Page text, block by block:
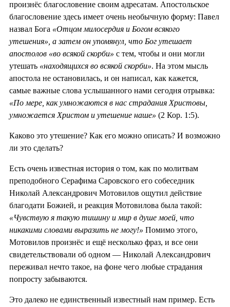
произнёс благословение своим адресатам. Апостольское
благословение здесь имеет очень необычную форму: Павел
назвал Бога «Отцом милосердия и Богом всякого
утешения», а затем он упомянул, что Бог утешает
апостолов «во всякой скорби» с тем, чтобы и они могли
утешать «находящихся во всякой скорби». На этом мысль
апостола не остановилась, и он написал, как кажется,
самые важные слова услышанного нами сегодня отрывка:
«По мере, как умножаются в нас страдания Христовы,
умножается Христом и утешение наше» (2 Кор. 1:5).
Каково это утешение? Как его можно описать? И возможно
ли это сделать?
Есть очень известная история о том, как по молитвам
преподобного Серафима Саровского его собеседник
Николай Александрович Мотовилов ощутил действие
благодати Божией, и реакция Мотовилова была такой:
«Чувствую я такую тишину и мир в душе моей, что
никакими словами выразить не могу!» Помимо этого,
Мотовилов произнёс и ещё несколько фраз, и все они
свидетельствовали об одном — Николай Александрович
переживал нечто такое, на фоне чего любые страдания
попросту забываются.
Это далеко не единственный известный нам пример. Есть